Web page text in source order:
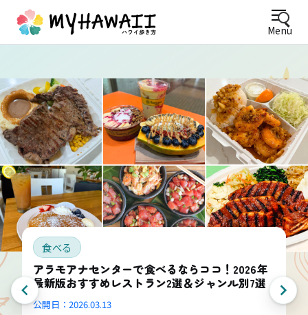
Menu
食べる
アラモアナセンターで食べるならココ！2026年
最新版おすすめレストラン2選＆ジャンル別7選
公開日： 2026.03.13